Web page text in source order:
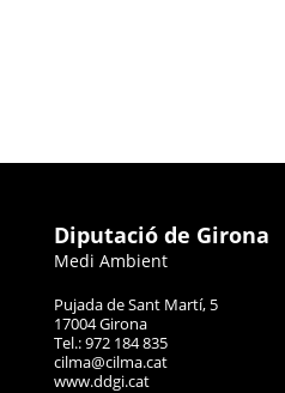
Diputació de Girona
Medi Ambient
Pujada de Sant Martí, 5
17004 Girona
Tel.: 972 184 835
cilma@cilma.cat
www.ddgi.cat